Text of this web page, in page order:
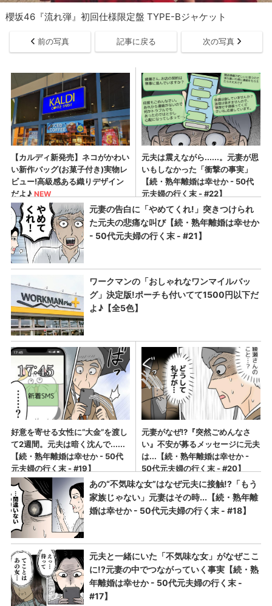
櫻坂46『流れ弾』初回仕様限定盤 TYPE-Bジャケット
前の写真 記事に戻る 次の写真